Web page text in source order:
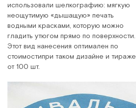
использовали шелкографию: мягкую
неощутимую «дышащую» печать
водными красками, которую можно
гладить утюгом прямо по поверхности.
Этот вид нанесения оптимален по
стоимостипри таком дизайне и тираже
от 100 шт.